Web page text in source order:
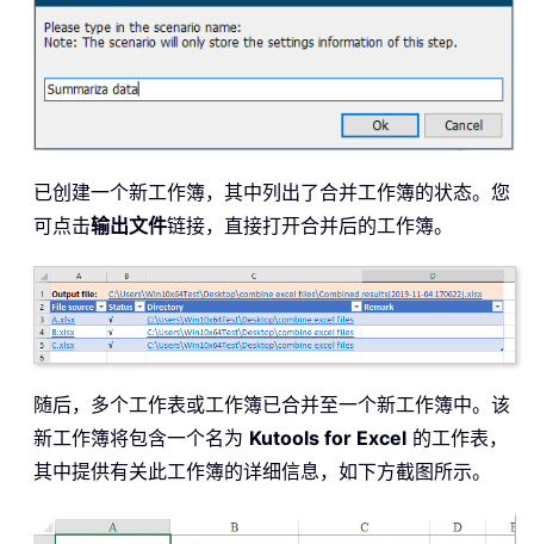
已创建一个新工作簿，其中列出了合并工作簿的状态。您
可点击输出文件链接，直接打开合并后的工作簿。
随后，多个工作表或工作簿已合并至一个新工作簿中。该
新工作簿将包含一个名为 Kutools for Excel 的工作表，
其中提供有关此工作簿的详细信息，如下方截图所示。